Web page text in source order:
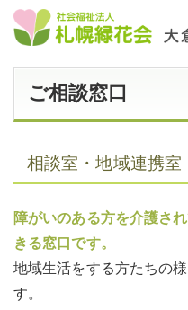
ご相談窓口
相談室・地域連携室
障がいのある方を介護さ
きる窓口です。
地域生活をする方たちの
す。